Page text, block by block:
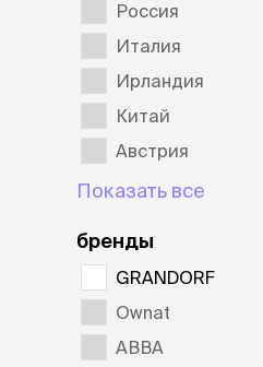
Россия
Италия
Ирландия
Китай
Австрия
Показать все
бренды
GRANDORF
Ownat
АВВА